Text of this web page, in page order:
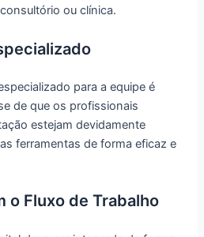
ou clínica.
para a equipe é
de que os profissionais
estejam devidamente
ferramentas de forma eficaz e
o Fluxo de Trabalho